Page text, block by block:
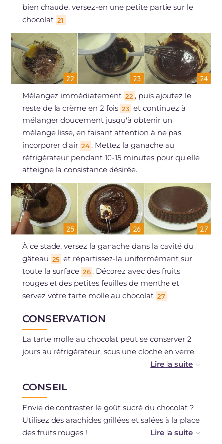
bien chaude, versez-en une petite partie sur le
chocolat 21 .
Mélangez immédiatement 22 , puis ajoutez le
reste de la crème en 2 fois 23 et continuez à
mélanger doucement jusqu'à obtenir un
mélange lisse, en faisant attention à ne pas
incorporer d'air 24 . Mettez la ganache au
réfrigérateur pendant 10-15 minutes pour qu'elle
atteigne la consistance désirée.
À ce stade, versez la ganache dans la cavité du
gâteau 25 et répartissez-la uniformément sur
toute la surface 26 . Décorez avec des fruits
rouges et des petites feuilles de menthe et
servez votre tarte molle au chocolat 27 .
CONSERVATION
La tarte molle au chocolat peut se conserver 2
jours au réfrigérateur, sous une cloche en verre.
tarte molle au chocolat pendant environ un
mois.
CONSEIL
Envie de contraster le goût sucré du chocolat ?
Utilisez des arachides grillées et salées à la place
des fruits rouges !